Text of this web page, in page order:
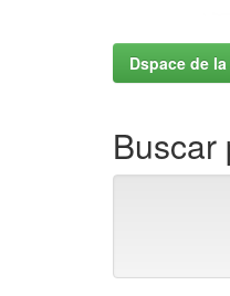
Dspace de
Buscar